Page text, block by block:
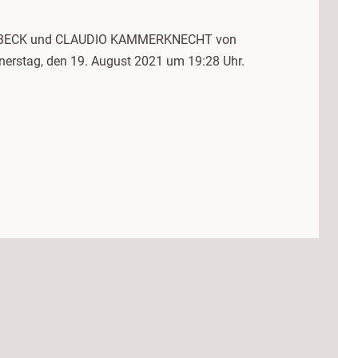
und CLAUDIO KAMMERKNECHT von
den 19. August 2021 um 19:28 Uhr.